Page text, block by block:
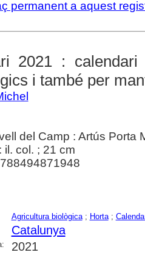
permanent a aquest
2021 :
i també per
del Camp : Artús Porta
il. col. ; 21 cm
Agricultura biològica; Horta;
Catalunya
2021